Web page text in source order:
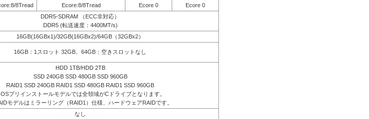
8Tread
Ecore:8/8Tread
Ecore 0
Ecore 0
DDR5-SDRAM （ECC非対応）
DDR5 (転送速度：4400MT/s)
16GB(16GBx1)/32GB(16GBx2)/64GB（32GBx2）
16GB：1スロット 32GB、64GB：空きスロットなし
HDD 1TB/HDD 2TB
SSD 240GB SSD 480GB SSD 960GB
RAID1 SSD 240GB RAID1 SSD 480GB RAID1 SSD 960GB
プリインストールモデルでは全領域がCドライブとなります。
モデルはミラーリング（RAID1）仕様、ハードウェアRAIDです。
なし